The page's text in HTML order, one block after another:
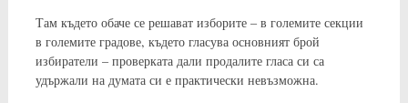
Там където обаче се решават изборите – в големите секции
в големите градове, където гласува основният брой
избиратели – проверката дали продалите гласа си са
удържали на думата си е практически невъзможна.